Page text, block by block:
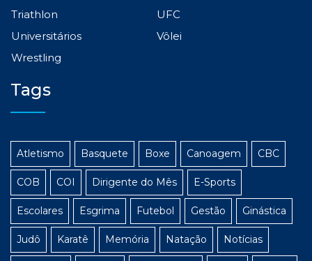
Triathlon
UFC
Universitários
Vôlei
Wrestling
Tags
Atletismo Basquete Boxe Canoagem CBC
COB COI Dirigente do Mês E-Sports
Escolares Esgrima Futebol Gestão Ginástica
Judô Karatê Memória Natação Notícias